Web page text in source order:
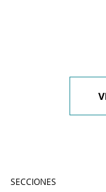
SECCIONES